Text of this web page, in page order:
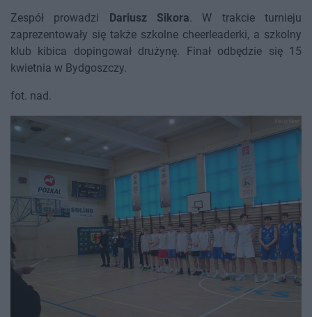
Zespół prowadzi Dariusz Sikora. W trakcie turnieju
zaprezentowały się także szkolne cheerleaderki, a szkolny
klub kibica dopingował drużynę. Finał odbędzie się 15
kwietnia w Bydgoszczy.
fot. nad.